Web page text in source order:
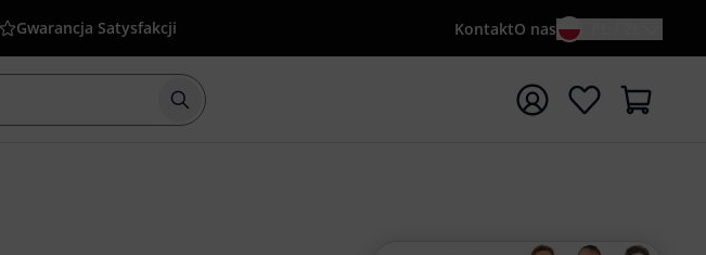
Gwarancja Satysfakcji KontaktO nas
Rozpocznij wyszukiwanie od słowa kluczowego {searchTerm}